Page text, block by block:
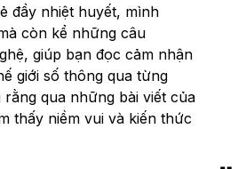
đầy nhiệt huyết, mình
còn kể những câu
giúp bạn đọc cảm nhận
giới số thông qua từng
qua những bài viết của
thấy niềm vui và kiến thức